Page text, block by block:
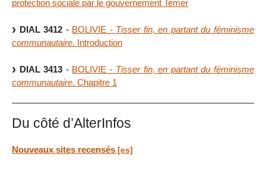
protection sociale par le gouvernement Temer
DIAL 3412 - BOLIVIE - Tisser fin, en partant du féminisme
communautaire. Introduction
DIAL 3413 - BOLIVIE - Tisser fin, en partant du féminisme
communautaire. Chapitre 1
Du côté d’AlterInfos
Nouveaux sites recensés